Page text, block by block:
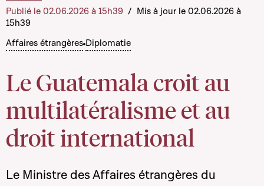
Affaires étrangères Diplomatie
Le Guatemala croit au
multilatéralisme et au
droit international
Publié le 02.06.2026 à 15h39 / Mis à jour le 02.06.2026 à
15h39
Le Ministre des Affaires étrangères du